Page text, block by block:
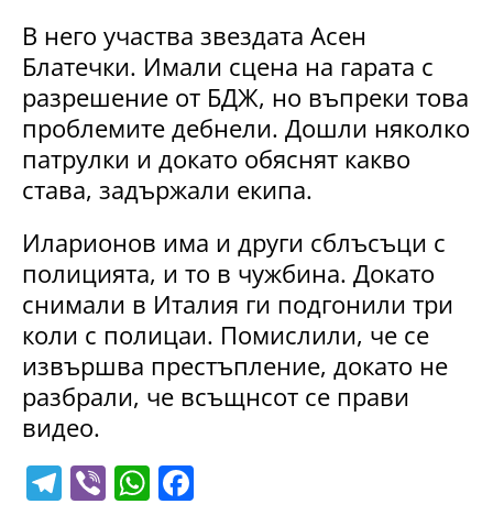
В него участва звездата Асен
Блатечки. Имали сцена на гарата с
разрешение от БДЖ, но въпреки това
проблемите дебнели. Дошли няколко
патрулки и докато обяснят какво
става, задържали екипа.
Иларионов има и други сблъсъци с
полицията, и то в чужбина. Докато
снимали в Италия ги подгонили три
коли с полицаи. Помислили, че се
извършва престъпление, докато не
разбрали, че всъщнсот се прави
видео.
T Vi W